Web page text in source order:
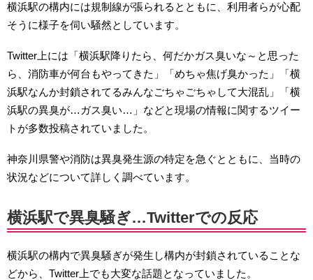
横浜駅の構内には規制線が張られるとともに、利用者らが心配
そうに様子を伺い騒然としています。
Twitter上には「横浜駅降りたら、何だかガス臭いな～と思った
ら、消防車が何台もやってきた」「めちゃ焦げ臭かった」「横
浜駅なんか封鎖されてるみんなごちゃごちゃして大混乱」「横
浜駅の異臭が…ガス臭い…」などと現場の情報に関するツイー
トが多数投稿されていました。
神奈川県警や消防は異臭発生源の特定を急ぐとともに、当時の
状況などについて詳しく調べています。
横浜駅で異臭騒ぎ…Twitterでの反応
横浜駅の構内で異臭騒ぎが発生し構内が封鎖されていることな
どから、Twitter上でも大変な話題となっていました。